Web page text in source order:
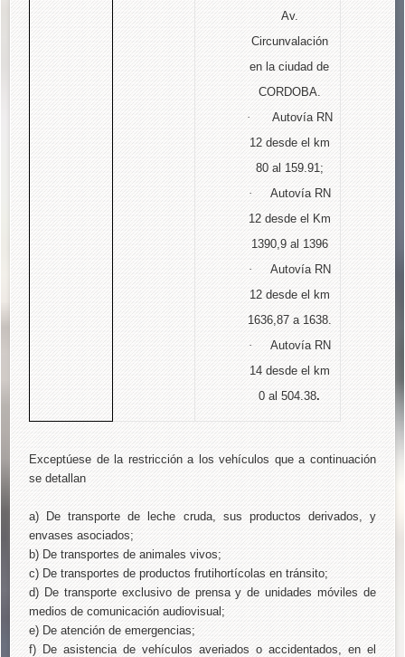
Av.
Circunvalación
en la ciudad de
CORDOBA.
·
Autovía RN
12 desde el km
80 al 159.91;
·
Autovía RN
12 desde el Km
1390,9 al 1396
·
Autovía RN
12 desde el km
1636,87 a 1638.
·
Autovía RN
14 desde el km
0 al 504.38.
Exceptúese de la restricción a los vehículos que a continuación
se detallan
a) De transporte de leche cruda, sus productos derivados, y
envases asociados;
b) De transportes de animales vivos;
c) De transportes de productos frutihortícolas en tránsito;
d) De transporte exclusivo de prensa y de unidades móviles de
medios de comunicación audiovisual;
e) De atención de emergencias;
f) De asistencia de vehículos averiados o accidentados, en el